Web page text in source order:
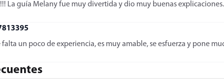
La guía Melany fue muy divertida y dio muy buenas
falta un poco de experiencia, es muy amable, se esfuerza y pone